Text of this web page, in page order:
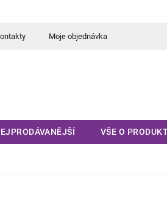
Moje objednávka
VŠE O